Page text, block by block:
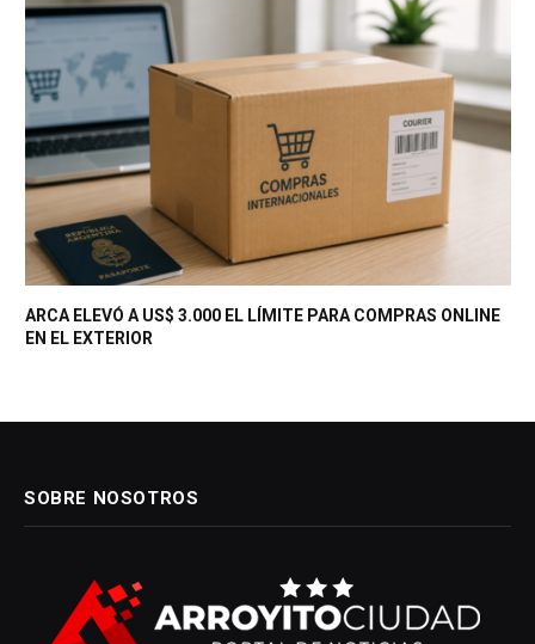
ARCA ELEVÓ A US$ 3.000 EL LÍMITE PARA COMPRAS ONLINE
EN EL EXTERIOR
SOBRE NOSOTROS